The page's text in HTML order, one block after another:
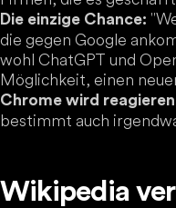
Die einzige Chance:
die gegen Google
wohl ChatGPT und
Möglichkeit, einen
Chrome wird
bestimmt auch
Wikipedia